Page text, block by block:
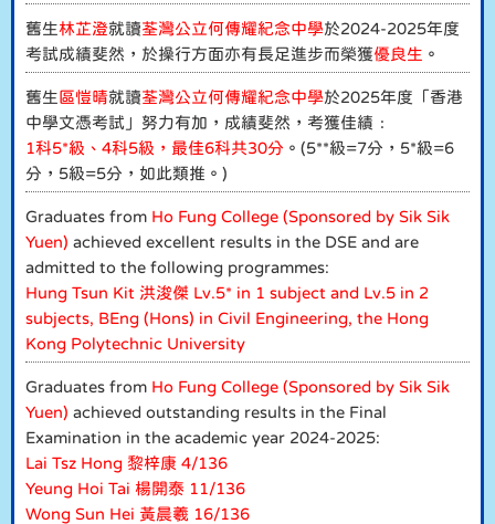
舊生林芷澄就讀荃灣公立何傳耀紀念中學於2024-2025年度
考試成績斐然，於操行方面亦有長足進步而榮獲優良生 。
舊生區愷晴就讀荃灣公立何傳耀紀念中學於2025年度「香港
中學文憑考試」努力有加，成績斐然，考獲佳績﹕
1科5*級、4科5級，最佳6科共30分 。(5**級=7分，5*級=6
分，5級=5分，如此類推。)
Graduates from Ho Fung College (Sponsored by Sik Sik
Yuen) achieved excellent results in the DSE and are
admitted to the following programmes:
Hung Tsun Kit 洪浚傑 Lv.5* in 1 subject and Lv.5 in 2
subjects, BEng (Hons) in Civil Engineering, the Hong
Kong Polytechnic University
Graduates from Ho Fung College (Sponsored by Sik Sik
Yuen) achieved outstanding results in the Final
Examination in the academic year 2024-2025:
Lai Tsz Hong 黎梓康 4/136
Yeung Hoi Tai 楊開泰 11/136
Wong Sun Hei 黃晨羲 16/136